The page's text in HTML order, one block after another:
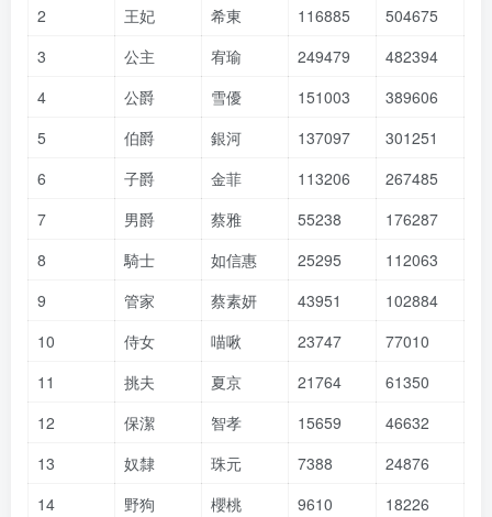
2
王妃 希東 116885
504675
3
公主 宥瑜 249479
482394
4
公爵 雪優 151003
389606
5
伯爵 銀河 137097
301251
6
子爵 金菲 113206
267485
7
男爵 蔡雅 55238
176287
8
騎士 如信惠 25295
112063
9
管家 蔡素妍 43951
102884
10
侍女 喵啾 23747
77010
11
挑夫 夏京 21764
61350
12
保潔 智孝 15659
46632
13
奴隸 珠元 7388
24876
14
野狗 櫻桃 9610 18226